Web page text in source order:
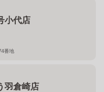
小代店
番地
羽倉崎店